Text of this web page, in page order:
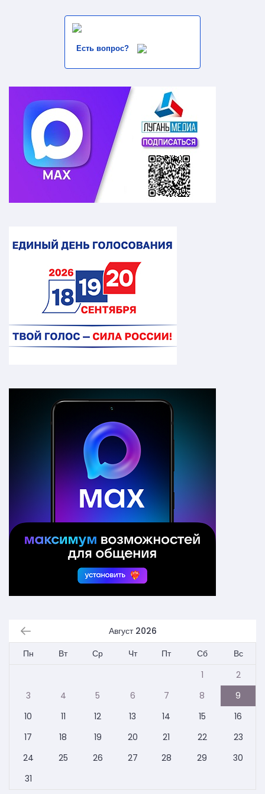
Есть вопрос?
Август 2026
Пн
Вт Ср Чт Пт Сб
Вс
1
2
3
4 5 6 7 8
9
10
11 12 13 14 15
16
17
18 19 20 21 22
23
24
25 26 27 28 29
30
31